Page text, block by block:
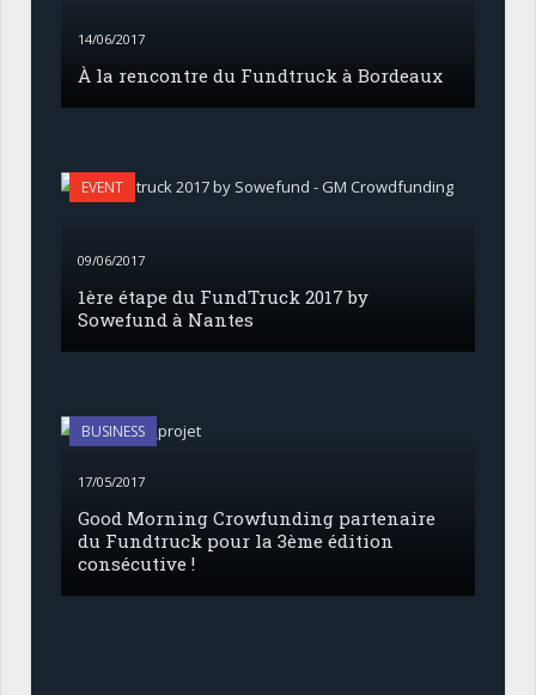
14/06/2017
À la rencontre du Fundtruck à Bordeaux
EVENT
09/06/2017
1ère étape du FundTruck 2017 by
Sowefund à Nantes
BUSINESS
17/05/2017
Good Morning Crowfunding partenaire
du Fundtruck pour la 3ème édition
consécutive !